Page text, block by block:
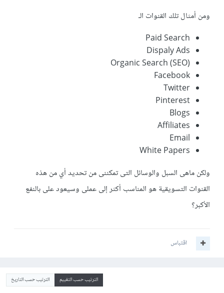
ومن أمثال تلك القنوات الـ
Paid Search
Dispaly Ads
Organic Search (SEO)
Facebook
Twitter
Pinterest
Blogs
Affiliates
Email
White Papers
ولكن ماهى السبل والوسائل التى تمكننى من تحديد أي من هذه
القنوات التسويقية هو المناسب أكثر إلى عملى وسيعود على بالنفع
الأكبر؟
اقتباس
الترتيب حسب التقييم الترتيب حسب التاريخ